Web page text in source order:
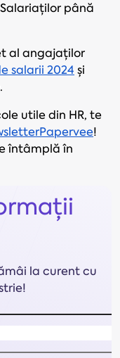
până
al angajaților
salarii 2024 și
utile din HR, te
!
întâmplă în
la curent cu